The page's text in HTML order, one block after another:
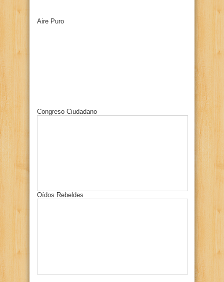
Aire Puro
Congreso Ciudadano
Oídos Rebeldes